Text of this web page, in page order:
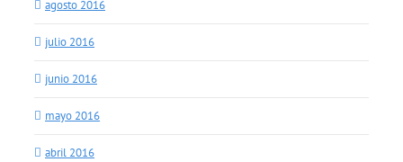
agosto 2016
julio 2016
junio 2016
mayo 2016
abril 2016